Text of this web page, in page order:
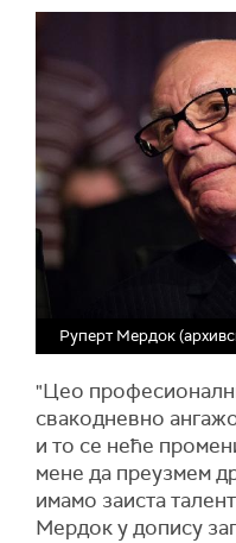
Руперт Мердок
"Цео
свакодневно
и то се неће
мене да преузмем
имамо заиста
Мердок у допису